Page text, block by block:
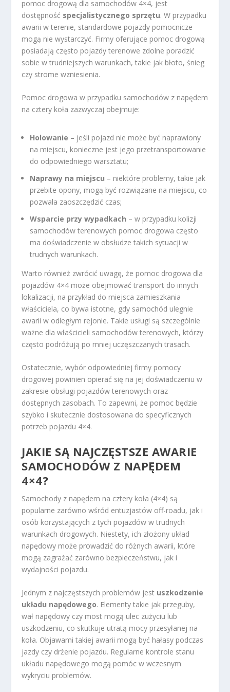
pomoc drogową dla samochodów 4×4, jest
dostępność specjalistycznego sprzętu. W przypadku
awarii w terenie, standardowe pojazdy pomocnicze
mogą nie wystarczyć. Firmy oferujące pomoc drogową
posiadają często pojazdy terenowe zdolne poradzić
sobie w trudniejszych warunkach, takie jak błoto, śnieg
czy strome wzniesienia.
Pomoc drogowa w przypadku samochodów z napędem
na cztery koła zazwyczaj obejmuje:
Holowanie – jeśli pojazd nie może być naprawiony
na miejscu, konieczne jest jego przetransportowanie
do odpowiedniego warsztatu;
Naprawy na miejscu – niektóre problemy, takie jak
przebite opony, mogą być rozwiązane na miejscu, co
pozwala zaoszczędzić czas;
Wsparcie przy wypadkach – w przypadku kolizji
samochodów terenowych pomoc drogowa często
ma doświadczenie w obsłudze takich sytuacji w
trudnych warunkach.
Warto również zwrócić uwagę, że pomoc drogowa dla
pojazdów 4×4 może obejmować transport do innych
lokalizacji, na przykład do miejsca zamieszkania
właściciela, co bywa istotne, gdy samochód ulegnie
awarii w odległym rejonie. Takie usługi są szczególnie
ważne dla właścicieli samochodów terenowych, którzy
często podróżują po mniej uczęszczanych trasach.
Ostatecznie, wybór odpowiedniej firmy pomocy
drogowej powinien opierać się na jej doświadczeniu w
zakresie obsługi pojazdów terenowych oraz
dostępnych zasobach. To zapewni, że pomoc będzie
szybko i skutecznie dostosowana do specyficznych
potrzeb pojazdu 4×4.
JAKIE SĄ NAJCZĘSTSZE AWARIE
SAMOCHODÓW Z NAPĘDEM
4×4?
Samochody z napędem na cztery koła (4×4) są
popularne zarówno wśród entuzjastów off-roadu, jak i
osób korzystających z tych pojazdów w trudnych
warunkach drogowych. Niestety, ich złożony układ
napędowy może prowadzić do różnych awarii, które
mogą zagrażać zarówno bezpieczeństwu, jak i
wydajności pojazdu.
Jednym z najczęstszych problemów jest uszkodzenie
układu napędowego. Elementy takie jak przeguby,
wał napędowy czy most mogą ulec zużyciu lub
uszkodzeniu, co skutkuje utratą mocy przesyłanej na
koła. Objawami takiej awarii mogą być hałasy podczas
jazdy czy drżenie pojazdu. Regularne kontrole stanu
układu napędowego mogą pomóc w wczesnym
wykryciu problemów.